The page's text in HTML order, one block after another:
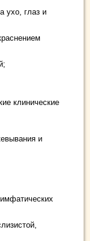
ухо, глаз и
клинические
и